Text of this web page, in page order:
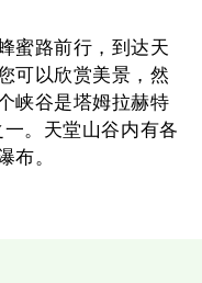
蜜路前行，到达天
可以欣赏美景，然
峡谷是塔姆拉赫特
。天堂山谷内有各
布。